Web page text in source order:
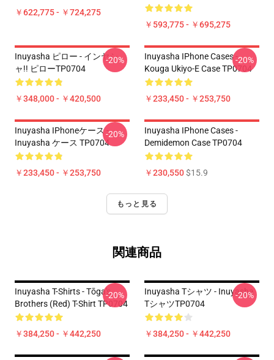
￥622,775 - ￥724,275
￥593,775 - ￥695,275
Inuyasha ピロー - インヤシ
ャ!! ピローTP0704
￥348,000 - ￥420,500
-20%
Inuyasha IPhone Cases -
Kouga Ukiyo-E Case TP0704
￥233,450 - ￥253,750
-20%
Inuyasha IPhoneケース -
Inuyasha ケース TP0704
￥233,450 - ￥253,750
-20%
Inuyasha IPhone Cases -
Demidemon Case TP0704
￥230,550$15.9
もっと見る
関連商品
Inuyasha T-Shirts - Tōga's
Brothers (red) T-Shirt TP0704
￥384,250 - ￥442,250
-20%
Inuyasha Tシャツ - Inuyasha
TシャツTP0704
￥384,250 - ￥442,250
-20%